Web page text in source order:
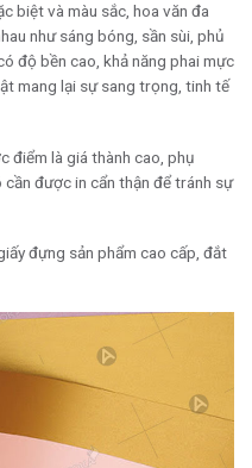
biệt và màu sắc, hoa văn đa
như sáng bóng, sần sùi, phủ
độ bền cao, khả năng phai mực
mang lại sự sang trọng, tinh tế
điểm là giá thành cao, phụ
được in cẩn thận để tránh sự
đựng sản phẩm cao cấp, đắt